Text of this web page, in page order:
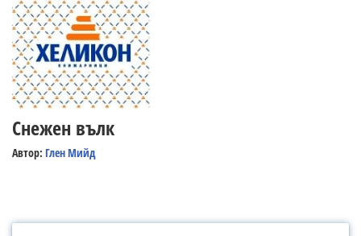
Снежен вълк
Автор: Глен Мийд